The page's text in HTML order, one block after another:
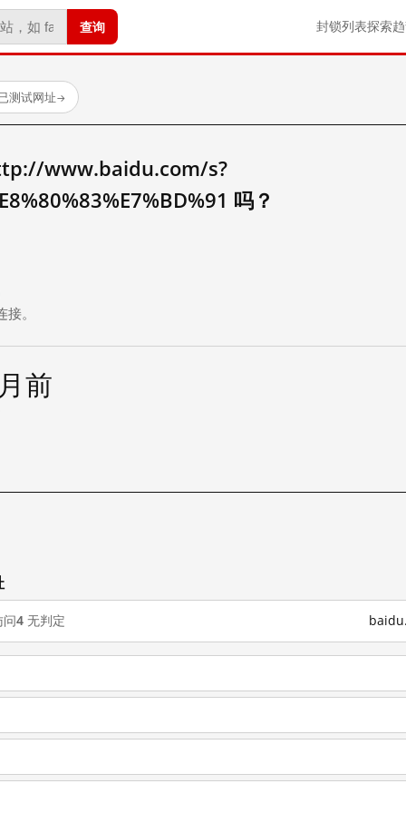
查询 封锁列表探索
测试网址→
www.baidu.com/s?
吗？
。
前
问4 无判定